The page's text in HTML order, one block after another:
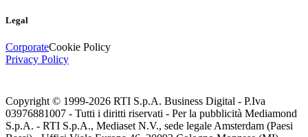
Legal
CorporateCookie Policy
Privacy Policy
Copyright © 1999-2026 RTI S.p.A. Business Digital - P.Iva
03976881007 - Tutti i diritti riservati - Per la pubblicità Mediamond
S.p.A. - RTI S.p.A., Mediaset N.V., sede legale Amsterdam (Paesi